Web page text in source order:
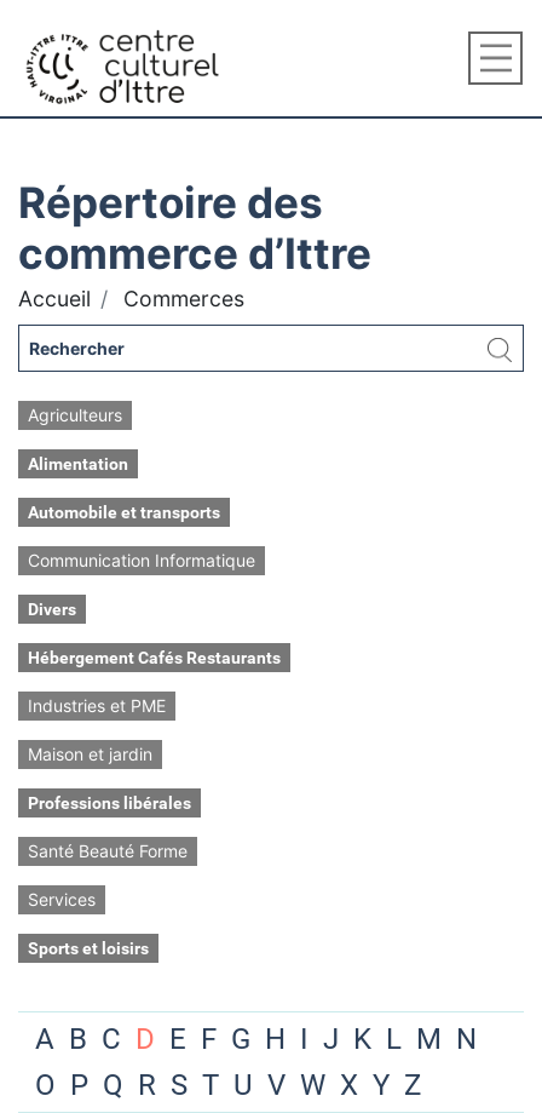
Répertoire des
commerce d’Ittre
Accueil Commerces
Agriculteurs
Alimentation
Automobile et transports
Communication Informatique
Divers
Hébergement Cafés Restaurants
Industries et PME
Maison et jardin
Professions libérales
Santé Beauté Forme
Services
Sports et loisirs
A B C D E F G H I J K L M N
O P Q R S T U V W X Y Z